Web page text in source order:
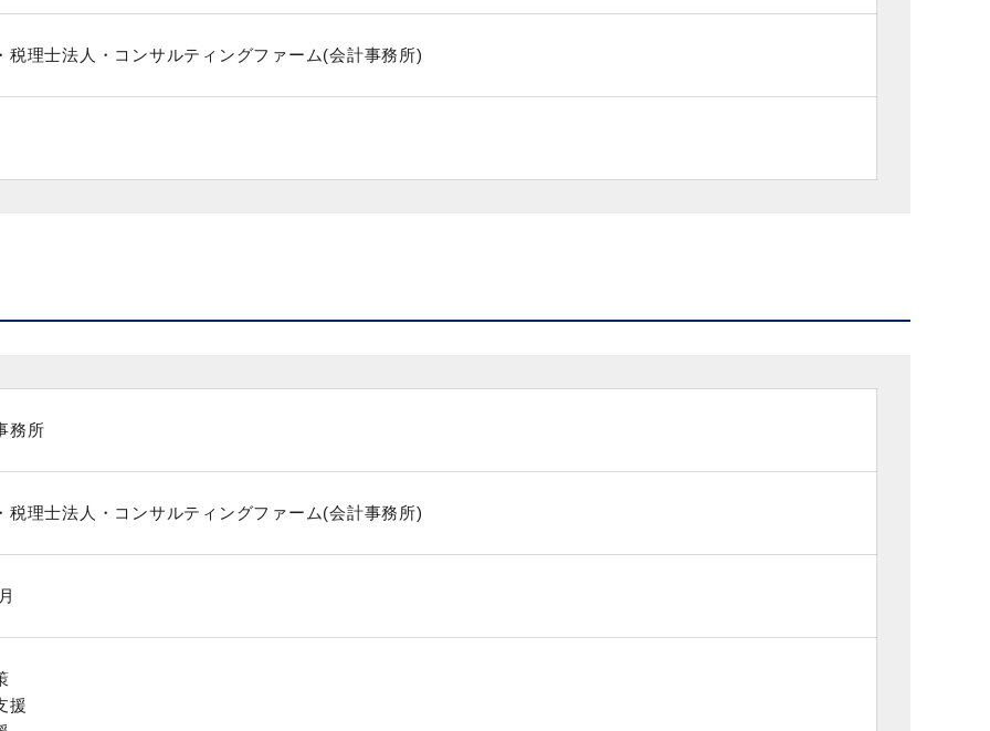
税理士法人・コンサルティングファーム(会計事務所)
務所
税理士法人・コンサルティングファーム(会計事務所)
援